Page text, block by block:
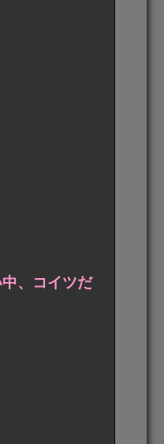
、コイツだ